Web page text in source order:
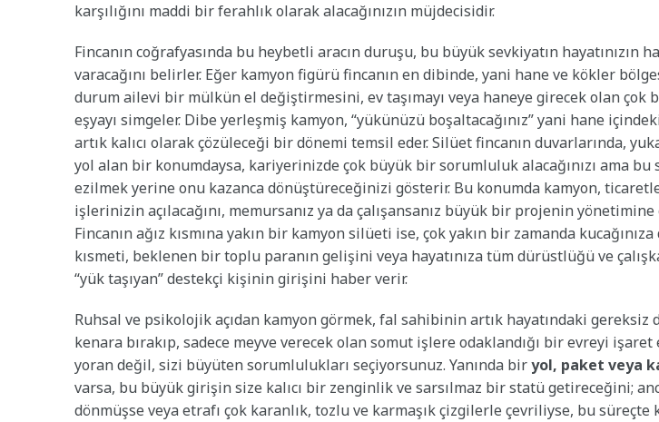
karşılığını maddi bir ferahlık olarak alacağınızın müjdecisidir.
Fincanın coğrafyasında bu heybetli aracın duruşu, bu büyük sevkiyatın hayatınızın
varacağını belirler. Eğer kamyon figürü fincanın en dibinde, yani hane ve kökler
durum ailevi bir mülkün el değiştirmesini, ev taşımayı veya haneye girecek olan çok
eşyayı simgeler. Dibe yerleşmiş kamyon, “yükünüzü boşaltacağınız” yani hane
artık kalıcı olarak çözüleceği bir dönemi temsil eder. Silüet fincanın duvarlarında,
yol alan bir konumdaysa, kariyerinizde çok büyük bir sorumluluk alacağınızı ama
ezilmek yerine onu kazanca dönüştüreceğinizi gösterir. Bu konumda kamyon,
işlerinizin açılacağını, memursanız ya da çalışansanız büyük bir projenin
Fincanın ağız kısmına yakın bir kamyon silüeti ise, çok yakın bir zamanda
kısmeti, beklenen bir toplu paranın gelişini veya hayatınıza tüm dürüstlüğü ve
“yük taşıyan” destekçi kişinin girişini haber verir.
Ruhsal ve psikolojik açıdan kamyon görmek, fal sahibinin artık hayatındaki
kenara bırakıp, sadece meyve verecek olan somut işlere odaklandığı bir evreyi işaret
yoran değil, sizi büyüten sorumlulukları seçiyorsunuz. Yanında biryol, paket veya
varsa, bu büyük girişin size kalıcı bir zenginlik ve sarsılmaz bir statü getireceğini;
dönmüşse veya etrafı çok karanlık, tozlu ve karmaşık çizgilerle çevriliyse, bu